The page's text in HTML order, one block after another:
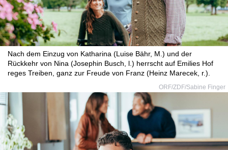
Nach dem Einzug von Katharina (Luise Bähr, M.) und der
Rückkehr von Nina (Josephin Busch, l.) herrscht auf Emilies Hof
reges Treiben, ganz zur Freude von Franz (Heinz Marecek, r.).
ORF/ZDF/Sabine Finger